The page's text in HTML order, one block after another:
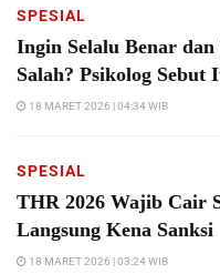
SPESIAL
Ingin Selalu Benar
Salah? Psikolog Sebut
18 MARET 2026 | 04:34 WIB
SPESIAL
THR 2026 Wajib Cair
Langsung Kena Sanksi
18 MARET 2026 | 03:24 WIB